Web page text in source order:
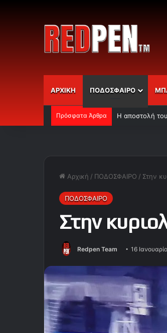
ΑΡΧΙΚΗ ΠΟΔΟΣΦΑΙΡΟ
Πρόσφατα Άρθρα Η αποστολή
Αρχική / ΠΟΔΟΣΦΑΙΡΟ / Στην
ΠΟΔΟΣΦΑΙΡΟ
Στην
Redpen Team 16